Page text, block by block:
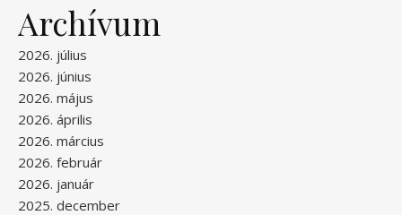
Archívum
2026. július
2026. június
2026. május
2026. április
2026. március
2026. február
2026. január
2025. december